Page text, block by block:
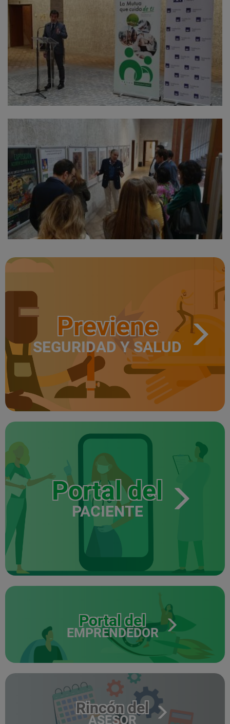
Previene
SEGURIDAD Y SALUD
Portal del
PACIENTE
Portal del
EMPRENDEDOR
Rincón del
ASESOR